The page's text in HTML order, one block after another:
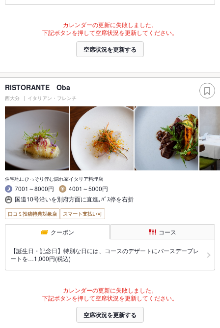
カレンダーの更新に失敗しました。
下記ボタンを押して空席状況を更新してください。
空席状況を更新する
RISTORANTE Oba
西大分 イタリアン・フレンチ
住宅地にひっそり佇む隠れ家イタリア料理店
7001～8000円
4001～5000円
国道10号沿いを別府方面に直進｡ﾊﾞｽ停を右折
口コミ投稿特典対象店 スマート支払い可
クーポン コース
【誕生日・記念日】特別な日には、コースのデザートにバースデープレ
ートを…1,000円(税込)
カレンダーの更新に失敗しました。
下記ボタンを押して空席状況を更新してください。
空席状況を更新する